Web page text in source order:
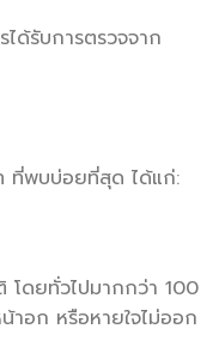
ด้รับการตรวจจาก
ท ที่พบบ่อยที่สุด ได้แก่:
โดยทั่วไปมากกว่า 100
าอก หรือหายใจไม่ออก